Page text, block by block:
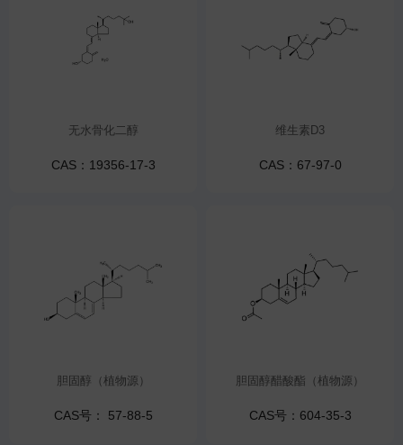
无水骨化二醇
CAS：19356-17-3
维生素D3
CAS：67-97-0
胆固醇（植物源）
CAS号： 57-88-5
胆固醇醋酸酯（植物源）
CAS号：604-35-3